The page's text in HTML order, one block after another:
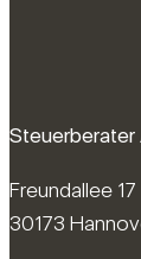
Steuerberater
Freundallee 17
30173